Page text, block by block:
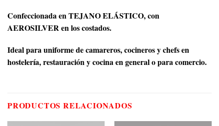
Confeccionada en TEJANO ELÁSTICO, con
AEROSILVER en los costados.
Ideal para uniforme de camareros, cocineros y chefs en
hostelería, restauración y cocina en general o para comercio.
PRODUCTOS RELACIONADOS